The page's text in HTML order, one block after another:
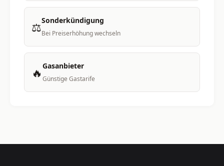
⚖️Sonderkündigung
Bei Preiserhöhung wechseln
🔥 Gasanbieter
Günstige Gastarife